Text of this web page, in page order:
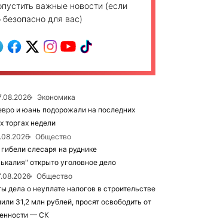
важные новости (если
безопасно для вас)
Экономика
и юань подорожали на последних
торгах недели
Общество
слесаря на руднике
открыто уголовное дело
Общество
дела о неуплате налогов в строительстве
31,2 млн рублей, просят освободить от
— СК